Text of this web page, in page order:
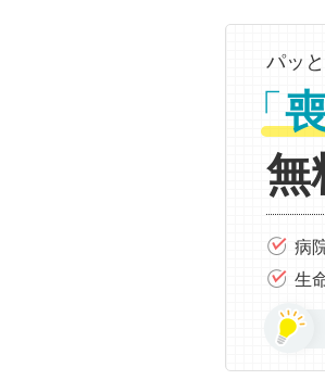
パッ
「
無
病
生